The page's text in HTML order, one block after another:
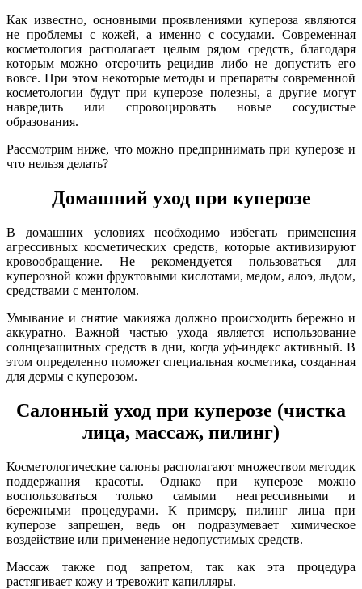
Как известно, основными проявлениями купероза являются
не проблемы с кожей, а именно с сосудами. Современная
косметология располагает целым рядом средств, благодаря
которым можно отсрочить рецидив либо не допустить его
вовсе. При этом некоторые методы и препараты современной
косметологии будут при куперозе полезны, а другие могут
навредить или спровоцировать новые сосудистые
образования.
Рассмотрим ниже, что можно предпринимать при куперозе и
что нельзя делать?
Домашний уход при куперозе
В домашних условиях необходимо избегать применения
агрессивных косметических средств, которые активизируют
кровообращение. Не рекомендуется пользоваться для
куперозной кожи фруктовыми кислотами, медом, алоэ, льдом,
средствами с ментолом.
Умывание и снятие макияжа должно происходить бережно и
аккуратно. Важной частью ухода является использование
солнцезащитных средств в дни, когда уф-индекс активный. В
этом определенно поможет специальная косметика, созданная
для дермы с куперозом.
Салонный уход при куперозе (чистка
лица, массаж, пилинг)
Косметологические салоны располагают множеством методик
поддержания красоты. Однако при куперозе можно
воспользоваться только самыми неагрессивными и
бережными процедурами. К примеру, пилинг лица при
куперозе запрещен, ведь он подразумевает химическое
воздействие или применение недопустимых средств.
Массаж также под запретом, так как эта процедура
растягивает кожу и тревожит капилляры.